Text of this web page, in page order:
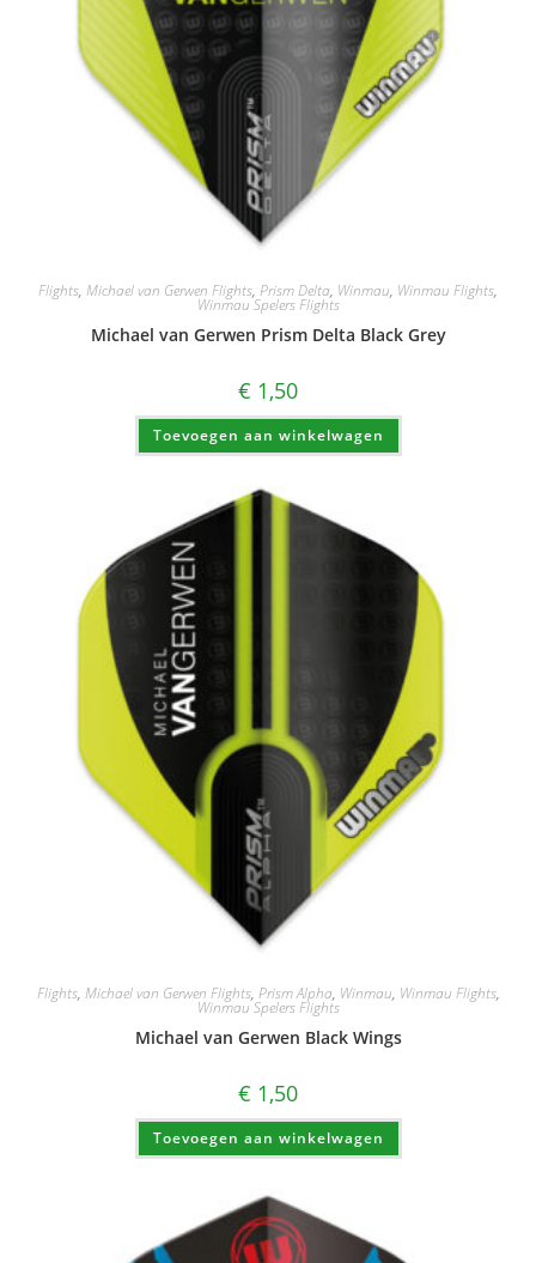
Flights, Michael van Gerwen Flights, Prism Delta, Winmau, Winmau Flights,
Winmau Spelers Flights
Michael van Gerwen Prism Delta Black Grey
€ 1,50
Toevoegen aan winkelwagen
Flights, Michael van Gerwen Flights, Prism Alpha, Winmau, Winmau Flights,
Winmau Spelers Flights
Michael van Gerwen Black Wings
€ 1,50
Toevoegen aan winkelwagen